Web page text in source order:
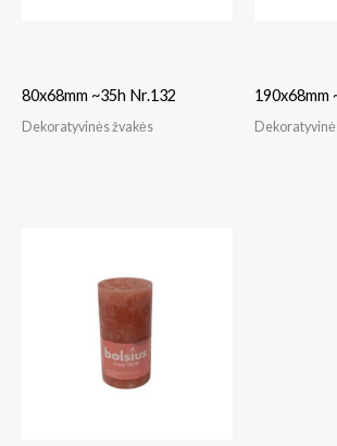
80x68mm ~35h Nr.132
Dekoratyvinės žvakės
190x68mm